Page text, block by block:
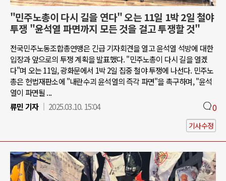
"민주노총이 다시 길을 연다" 오는 11일 1박 2일 철야
투쟁 "윤석열 파면까지 모든 것을 걸고 투쟁할 것"
전국민주노동조합총연맹은 긴급 기자회견을 열고 윤석열 석방에 대한
입장과 앞으로의 투쟁 계획을 발표했다. "민주노총이 다시 길을 열겠
다"며 오는 11일, 광화문에서 1박 2일 집중 철야 투쟁에 나선다. 민주노
총은 헌법재판소에 "내란수괴 윤석열의 즉각 파면"을 촉구하며, "윤석
열이 파면될 ...
류민 기자
2025.03.10. 15:04 0
기사수정